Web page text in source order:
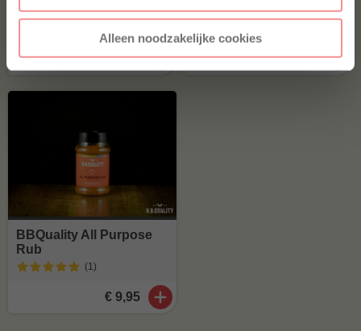
Alleen noodzakelijke cookies
€ 9,95 € 12,65
BBQuality All Purpose
Rub
(1)
€ 9,95